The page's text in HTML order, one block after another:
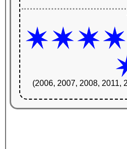
(2006, 2007, 2008, 2011,